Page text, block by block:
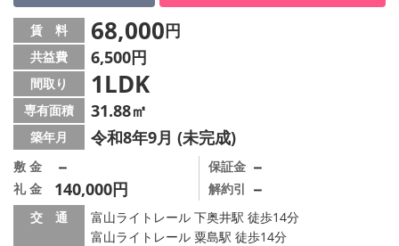
賃 料 68,000円
共益費 6,500円
間取り 1LDK
専有面積 31.88㎡
築年月 令和8年9月 (未完成)
敷 金 －
礼 金 140,000円
保証金 －
解約引 －
交 通
富山ライトレール 下奥井駅 徒歩14分
富山ライトレール 粟島駅 徒歩14分